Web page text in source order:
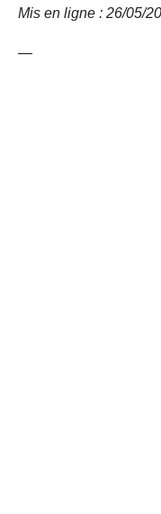
Mis en ligne : 26/05/
—